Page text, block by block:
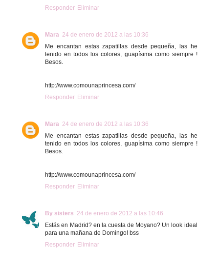
Responder Eliminar
Mara 24 de enero de 2012 a las 10:36
Me encantan estas zapatillas desde pequeña, las he
tenido en todos los colores, guapísima como siempre !
Besos.
http://www.comounaprincesa.com/
Responder Eliminar
Mara 24 de enero de 2012 a las 10:36
Me encantan estas zapatillas desde pequeña, las he
tenido en todos los colores, guapísima como siempre !
Besos.
http://www.comounaprincesa.com/
Responder Eliminar
By sisters 24 de enero de 2012 a las 10:46
Estás en Madrid? en la cuesta de Moyano? Un look ideal
para una mañana de Domingo! bss
Responder Eliminar